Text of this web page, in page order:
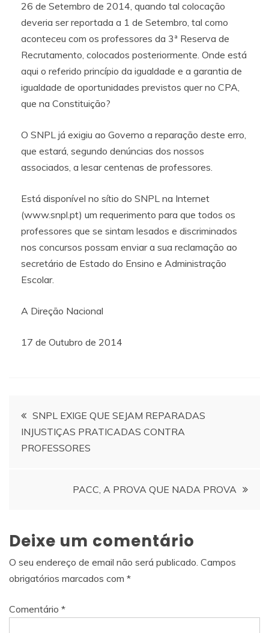
26 de Setembro de 2014, quando tal colocação
deveria ser reportada a 1 de Setembro, tal como
aconteceu com os professores da 3ª Reserva de
Recrutamento, colocados posteriormente. Onde está
aqui o referido princípio da igualdade e a garantia de
igualdade de oportunidades previstos quer no CPA,
que na Constituição?
O SNPL já exigiu ao Governo a reparação deste erro,
que estará, segundo denúncias dos nossos
associados, a lesar centenas de professores.
Está disponível no sítio do SNPL na Internet
(www.snpl.pt) um requerimento para que todos os
professores que se sintam lesados e discriminados
nos concursos possam enviar a sua reclamação ao
secretário de Estado do Ensino e Administração
Escolar.
A Direção Nacional
17 de Outubro de 2014
Navegação
de
SNPL EXIGE QUE SEJAM REPARADAS
INJUSTIÇAS PRATICADAS CONTRA
PROFESSORES
PACC, A PROVA QUE NADA PROVA
Deixe um comentário
O seu endereço de email não será publicado. Campos
obrigatórios marcados com *
Comentário *